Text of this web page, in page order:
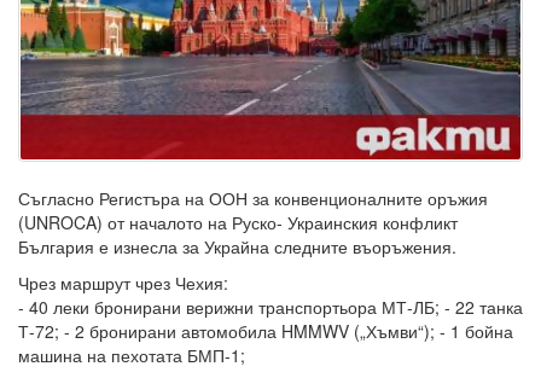
Съгласно Регистъра на ООН за конвенционалните оръжия
(UNROCA) от началото на Руско- Украинския конфликт
България е изнесла за Украйна следните въоръжения.
Чрез маршрут чрез Чехия:
- 40 леки бронирани верижни транспортьора МТ-ЛБ; - 22 танка
Т-72; - 2 бронирани автомобила HMMWV („Хъмви“); - 1 бойна
машина на пехотата БМП-1;